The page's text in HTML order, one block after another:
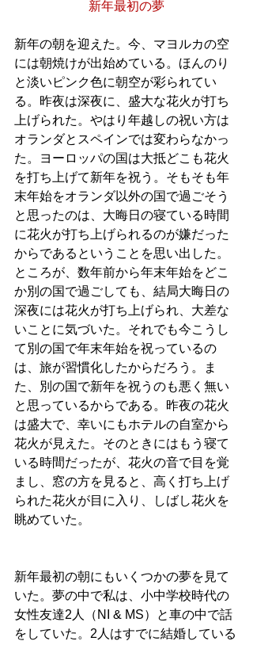
新年最初の夢
新年の朝を迎えた。今、マヨルカの空
には朝焼けが出始めている。ほんのり
と淡いピンク色に朝空が彩られてい
る。昨夜は深夜に、盛大な花火が打ち
上げられた。やはり年越しの祝い方は
オランダとスペインでは変わらなかっ
た。ヨーロッパの国は大抵どこも花火
を打ち上げて新年を祝う。そもそも年
末年始をオランダ以外の国で過ごそう
と思ったのは、大晦日の寝ている時間
に花火が打ち上げられるのが嫌だった
からであるということを思い出した。
ところが、数年前から年末年始をどこ
か別の国で過ごしても、結局大晦日の
深夜には花火が打ち上げられ、大差な
いことに気づいた。それでも今こうし
て別の国で年末年始を祝っているの
は、旅が習慣化したからだろう。ま
た、別の国で新年を祝うのも悪く無い
と思っているからである。昨夜の花火
は盛大で、幸いにもホテルの自室から
花火が見えた。そのときにはもう寝て
いる時間だったが、花火の音で目を覚
まし、窓の方を見ると、高く打ち上げ
られた花火が目に入り、しばし花火を
眺めていた。
新年最初の朝にもいくつかの夢を見て
いた。夢の中で私は、小中学校時代の
女性友達2人（NI & MS）と車の中で話
をしていた。2人はすでに結婚している